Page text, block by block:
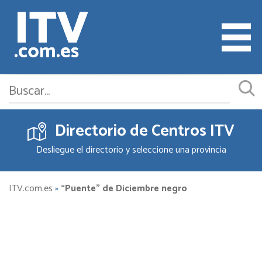
Cita ITV
Cambiar o Anular Cita
Empresas ITV
Directorio de Centros ITV
Desliegue el directorio y seleccione una provincia
ITV.com.es»“Puente” de Diciembre negro